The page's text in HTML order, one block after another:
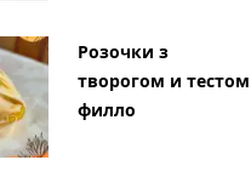
Розочки з
творогом и тестом
филло